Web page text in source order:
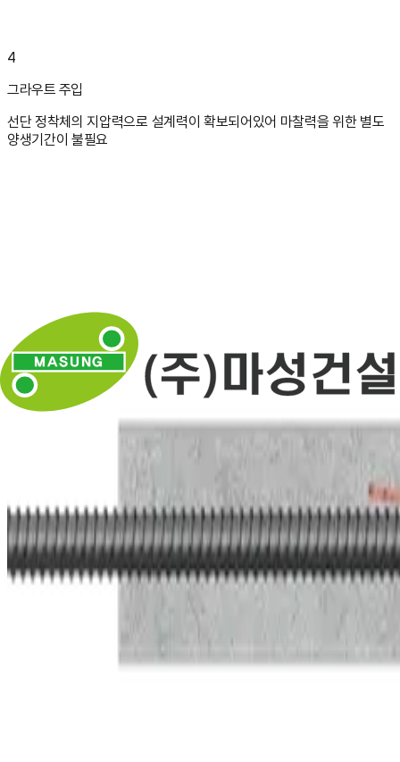
4
그라우트 주입
선단 정착체의 지압력으로 설계력이 확보되어있어 마찰력을 위한 별도
양생기간이 불필요